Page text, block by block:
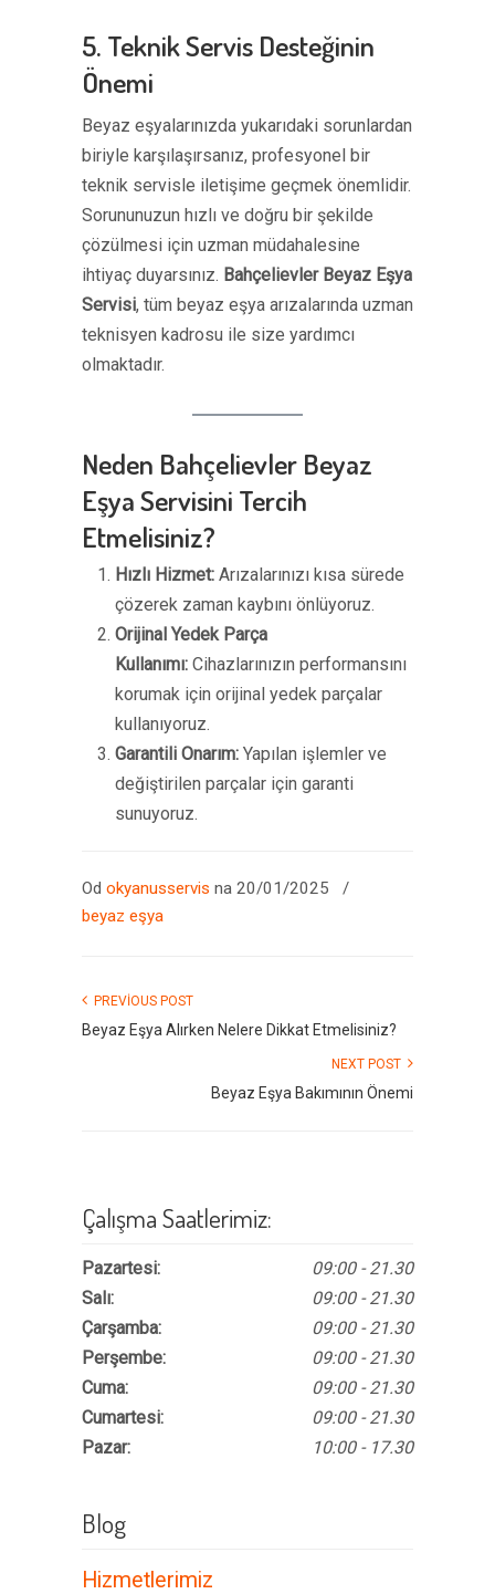
5. Teknik Servis Desteğinin
Önemi
Beyaz eşyalarınızda yukarıdaki sorunlardan
biriyle karşılaşırsanız, profesyonel bir
teknik servisle iletişime geçmek önemlidir.
Sorununuzun hızlı ve doğru bir şekilde
çözülmesi için uzman müdahalesine
ihtiyaç duyarsınız. Bahçelievler Beyaz Eşya
Servisi, tüm beyaz eşya arızalarında uzman
teknisyen kadrosu ile size yardımcı
olmaktadır.
Neden Bahçelievler Beyaz
Eşya Servisini Tercih
Etmelisiniz?
Hızlı Hizmet: Arızalarınızı kısa sürede
çözerek zaman kaybını önlüyoruz.
Orijinal Yedek Parça
Kullanımı: Cihazlarınızın performansını
korumak için orijinal yedek parçalar
kullanıyoruz.
Garantili Onarım: Yapılan işlemler ve
değiştirilen parçalar için garanti
sunuyoruz.
Od okyanusservis na 20/01/2025
/
beyaz eşya
PREVIOUS POST
Beyaz Eşya Alırken Nelere Dikkat Etmelisiniz?
NEXT POST
Beyaz Eşya Bakımının Önemi
Çalışma Saatlerimiz:
Pazartesi:
Salı:
Çarşamba:
Perşembe:
Cuma:
Cumartesi:
Pazar:
09:00 - 21.30
09:00 - 21.30
09:00 - 21.30
09:00 - 21.30
09:00 - 21.30
09:00 - 21.30
10:00 - 17.30
Blog
Hizmetlerimiz